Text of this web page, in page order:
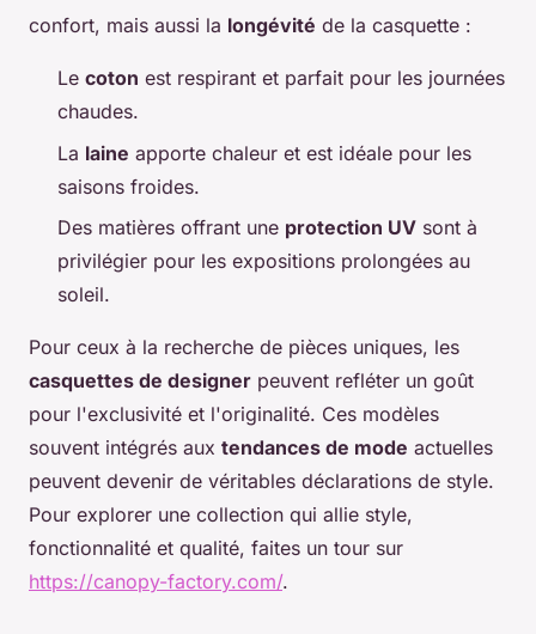
confort, mais aussi la longévité de la casquette :
Le coton est respirant et parfait pour les journées
chaudes.
La laine apporte chaleur et est idéale pour les
saisons froides.
Des matières offrant une protection UV sont à
privilégier pour les expositions prolongées au
soleil.
Pour ceux à la recherche de pièces uniques, les
casquettes de designer peuvent refléter un goût
pour l'exclusivité et l'originalité. Ces modèles
souvent intégrés aux tendances de mode actuelles
peuvent devenir de véritables déclarations de style.
Pour explorer une collection qui allie style,
fonctionnalité et qualité, faites un tour sur
https://canopy-factory.com/.